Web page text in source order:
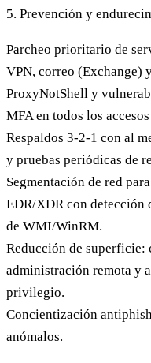
5. Prevención y
Parcheo prioritario de
VPN, correo (Exchange)
ProxyNotShell y
MFA en todos los
Respaldos 3-2-1 con al
y pruebas periódicas de
Segmentación de red
EDR/XDR con detección
de WMI/WinRM.
Reducción de superficie:
administración remota y
privilegio.
Concientización
anómalos.